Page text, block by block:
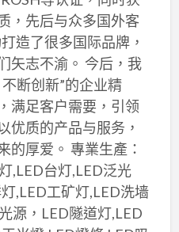
，先后与众多国外客
造了很多国际品牌，
矢志不渝。 今后，我
断创新”的企业精
满足客户需要，引领
优质的产品与服务，
的厚爱。 專業生產：
,LED台灯,LED泛光
,LED工矿灯,LED洗墙
源，LED隧道灯,LED